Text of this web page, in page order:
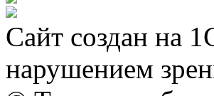
Сайт создан на
нарушением